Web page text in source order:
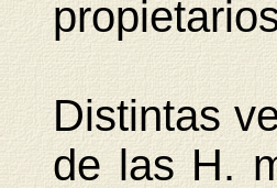
Distintas
de las H.